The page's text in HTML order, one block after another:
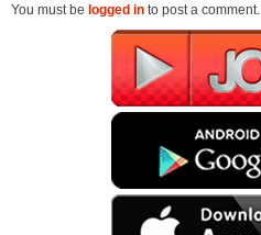
You must be logged in to post a comment.